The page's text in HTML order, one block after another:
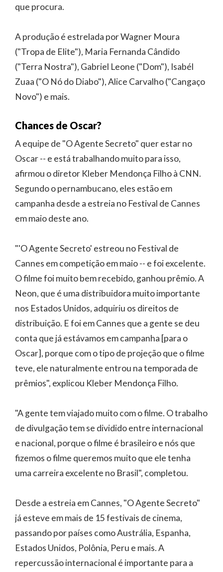
que procura.
A produção é estrelada por Wagner Moura
("Tropa de Elite"), Maria Fernanda Cândido
("Terra Nostra"), Gabriel Leone ("Dom"), Isabél
Zuaa ("O Nó do Diabo"), Alice Carvalho ("Cangaço
Novo") e mais.
Chances de Oscar?
A equipe de "O Agente Secreto" quer estar no
Oscar -- e está trabalhando muito para isso,
afirmou o diretor Kleber Mendonça Filho à CNN.
Segundo o pernambucano, eles estão em
campanha desde a estreia no Festival de Cannes
em maio deste ano.
"'O Agente Secreto' estreou no Festival de
Cannes em competição em maio -- e foi excelente.
O filme foi muito bem recebido, ganhou prêmio. A
Neon, que é uma distribuidora muito importante
nos Estados Unidos, adquiriu os direitos de
distribuição. E foi em Cannes que a gente se deu
conta que já estávamos em campanha [para o
Oscar], porque com o tipo de projeção que o filme
teve, ele naturalmente entrou na temporada de
prêmios", explicou Kleber Mendonça Filho.
"A gente tem viajado muito com o filme. O trabalho
de divulgação tem se dividido entre internacional
e nacional, porque o filme é brasileiro e nós que
fizemos o filme queremos muito que ele tenha
uma carreira excelente no Brasil", completou.
Desde a estreia em Cannes, "O Agente Secreto"
já esteve em mais de 15 festivais de cinema,
passando por países como Austrália, Espanha,
Estados Unidos, Polônia, Peru e mais. A
repercussão internacional é importante para a